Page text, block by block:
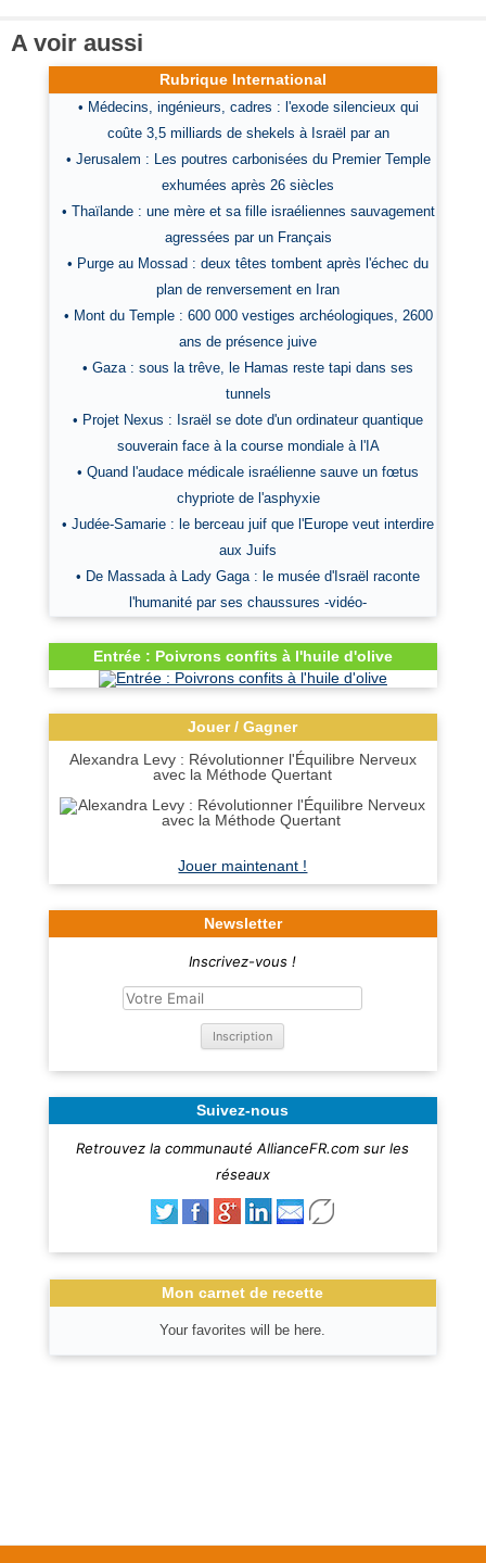
A voir aussi
Rubrique International
• Médecins, ingénieurs, cadres : l'exode silencieux qui
coûte 3,5 milliards de shekels à Israël par an
• Jerusalem : Les poutres carbonisées du Premier Temple
exhumées après 26 siècles
• Thaïlande : une mère et sa fille israéliennes sauvagement
agressées par un Français
• Purge au Mossad : deux têtes tombent après l'échec du
plan de renversement en Iran
• Mont du Temple : 600 000 vestiges archéologiques, 2600
ans de présence juive
• Gaza : sous la trêve, le Hamas reste tapi dans ses
tunnels
• Projet Nexus : Israël se dote d'un ordinateur quantique
souverain face à la course mondiale à l'IA
• Quand l'audace médicale israélienne sauve un fœtus
chypriote de l'asphyxie
• Judée-Samarie : le berceau juif que l'Europe veut interdire
aux Juifs
• De Massada à Lady Gaga : le musée d'Israël raconte
l'humanité par ses chaussures -vidéo-
Entrée : Poivrons confits à l'huile d'olive
Jouer / Gagner
Alexandra Levy : Révolutionner l'Équilibre Nerveux
avec la Méthode Quertant
Jouer maintenant !
Newsletter
Inscrivez-vous !
Suivez-nous
Retrouvez la communauté AllianceFR.com sur les
réseaux
Mon carnet de recette
Your favorites will be here.